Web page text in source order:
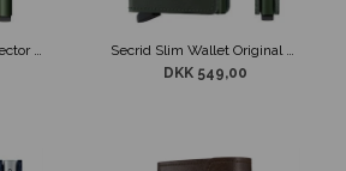
Secrid Green Cardprotector - Kortholder - RFID safe
Secrid Slim Wallet Original Green Kortholder
DKK 549,00